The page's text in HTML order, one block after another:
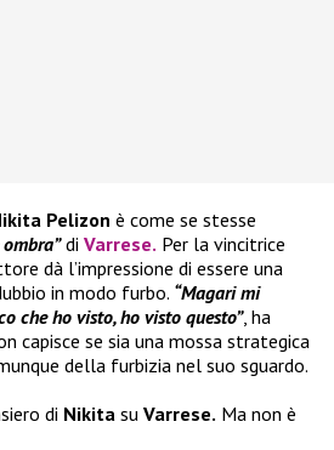
Pelizon è come se stesse
di Varrese. Per la vincitrice
dà l’impressione di essere una
in modo furbo. “Magari mi
che ho visto, ho visto questo”, ha
capisce se sia una mossa strategica
della furbizia nel suo sguardo.
di Nikita su Varrese. Ma non è